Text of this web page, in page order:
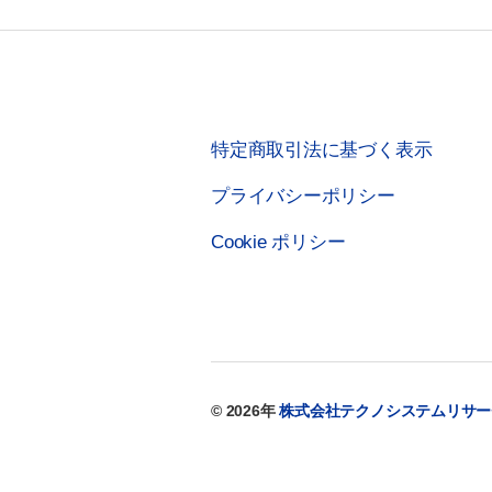
特定商取引法に基づく表示
プライバシーポリシー
Cookie ポリシー
© 2026年株式会社テクノシステムリサ